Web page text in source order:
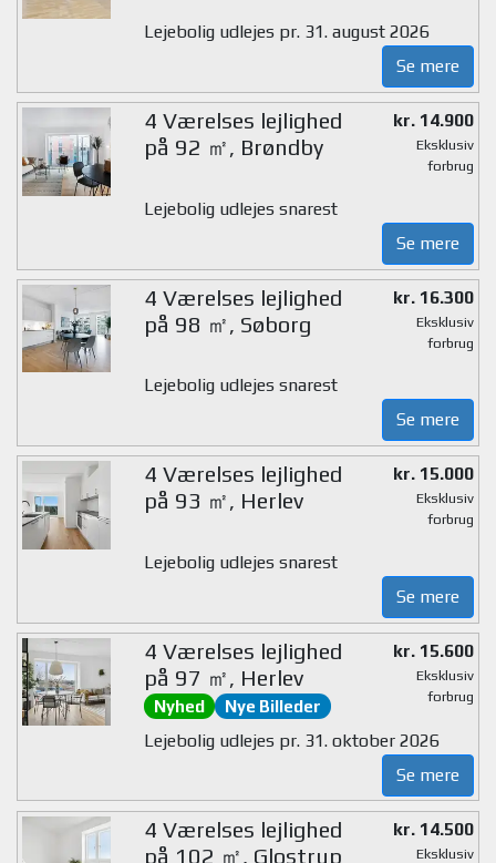
Lejebolig udlejes pr. 31. august 2026
Se mere
4 Værelses lejlighed
på 92 ㎡, Brøndby
kr. 14.900
Eksklusiv
forbrug
Lejebolig udlejes snarest
Se mere
4 Værelses lejlighed
på 98 ㎡, Søborg
kr. 16.300
Eksklusiv
forbrug
Lejebolig udlejes snarest
Se mere
4 Værelses lejlighed
på 93 ㎡, Herlev
kr. 15.000
Eksklusiv
forbrug
Lejebolig udlejes snarest
Se mere
4 Værelses lejlighed
på 97 ㎡, Herlev
Nyhed Nye Billeder
kr. 15.600
Eksklusiv
forbrug
Lejebolig udlejes pr. 31. oktober 2026
Se mere
4 Værelses lejlighed
på 102 ㎡, Glostrup
kr. 14.500
Eksklusiv